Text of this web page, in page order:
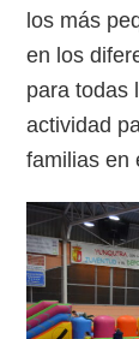
los más
en los
para todas
actividad
familias en